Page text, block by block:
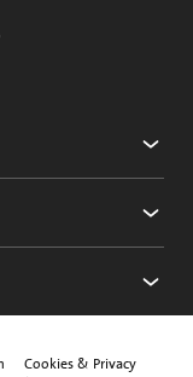
Cookies & Privacy